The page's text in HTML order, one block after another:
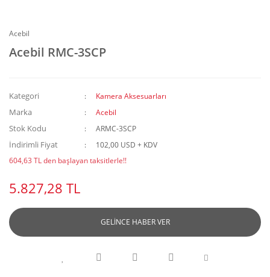
Acebil
Acebil RMC-3SCP
Kategori Kamera Aksesuarları
Marka Acebil
Stok Kodu ARMC-3SCP
İndirimli Fiyat
102,00 USD + KDV
604,63 TL den başlayan taksitlerle!!
5.827,28 TL
GELİNCE HABER VER